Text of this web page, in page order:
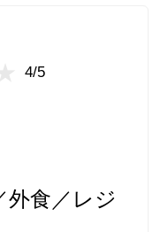
ことを丁寧に
無視。別に謝
どその担当の常
ったので星3付
4/5
外食／レジ